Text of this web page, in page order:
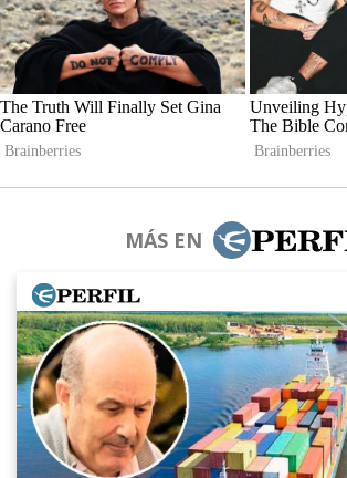
MÁS EN